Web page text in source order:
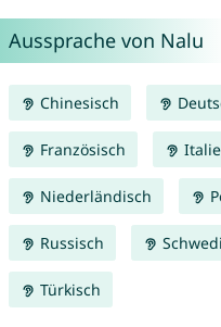
Aussprache von Nalu
Chinesisch
Französisch
Niederländisch
Russisch
Türkisch